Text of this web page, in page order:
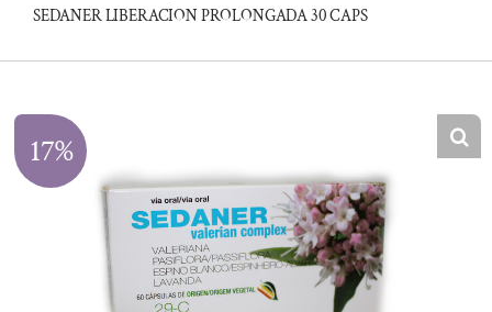
SEDANER LIBERACION PROLONGADA 30 CAPS
17%